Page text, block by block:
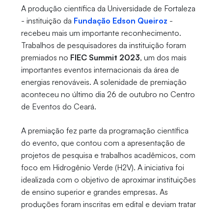
A produção científica da Universidade de Fortaleza
- instituição da Fundação Edson Queiroz -
recebeu mais um importante reconhecimento.
Trabalhos de pesquisadores da instituição foram
premiados no FIEC Summit 2023, um dos mais
importantes eventos internacionais da área de
energias renováveis. A solenidade de premiação
aconteceu no último dia 26 de outubro no Centro
de Eventos do Ceará.
A premiação fez parte da programação científica
do evento, que contou com a apresentação de
projetos de pesquisa e trabalhos acadêmicos, com
foco em Hidrogênio Verde (H2V). A iniciativa foi
idealizada com o objetivo de aproximar instituições
de ensino superior e grandes empresas. As
produções foram inscritas em edital e deviam tratar